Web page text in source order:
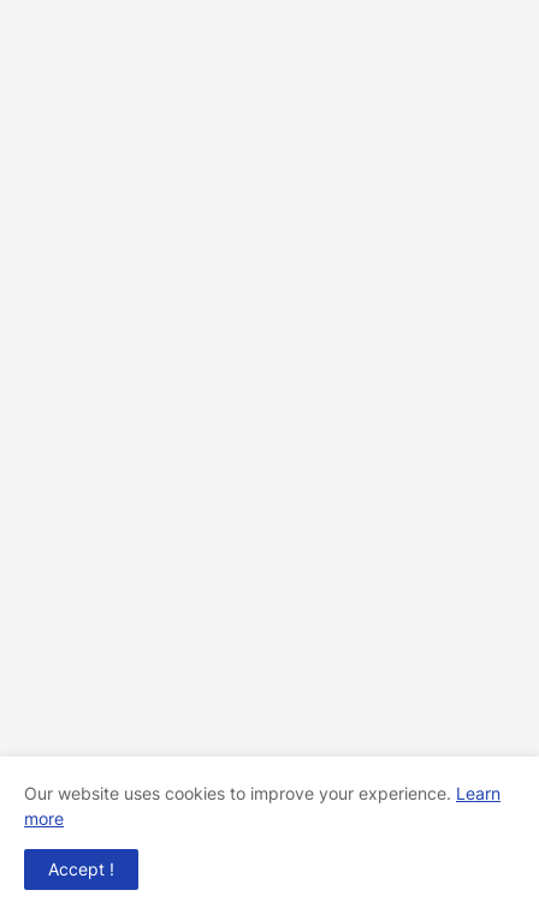
Our website uses cookies to improve your experience. Learn
more
Accept !